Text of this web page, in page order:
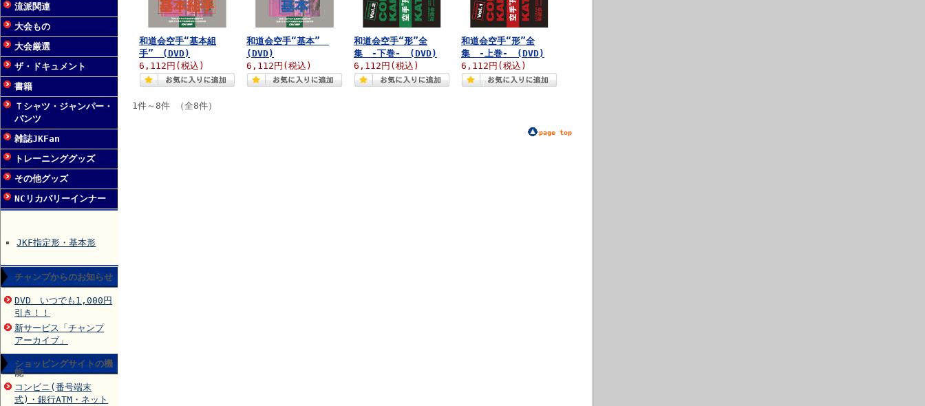
流派関連
大会もの
大会厳選
ザ・ドキュメント
書籍
Ｔシャツ・ジャンパー・
パンツ
雑誌JKFan
トレーニンググッズ
その他グッズ
NCリカバリーインナー
JKF指定形・基本形
チャンプからのお知らせ
DVD いつでも1,000円
引き！！
新サービス「チャンプ
アーカイブ」
ショッピングサイトの機
能
コンビニ(番号端末
式)・銀行ATM・ネット
和道会空手“基本組
手” (DVD)
6,112円(税込)
和道会空手“基本”
(DVD)
6,112円(税込)
和道会空手“形”全
集 -下巻- (DVD)
6,112円(税込)
和道会空手“形”全
集 -上巻- (DVD)
6,112円(税込)
1件～8件 （全8件）
page top